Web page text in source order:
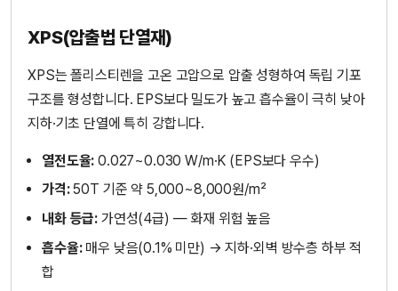
XPS(압출법 단열재)
XPS는 폴리스티렌을 고온 고압으로 압출 성형하여 독립 기포
구조를 형성합니다. EPS보다 밀도가 높고 흡수율이 극히 낮아
지하·기초 단열에 특히 강합니다.
열전도율: 0.027~0.030 W/m·K (EPS보다 우수)
가격:50T 기준 약 5,000~8,000원/m²
내화 등급: 가연성(4급) — 화재 위험 높음
흡수율:매우 낮음(0.1% 미만) → 지하·외벽 방수층 하부 적
합